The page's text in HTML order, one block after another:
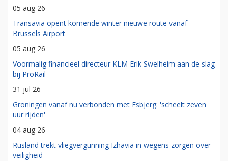
05 aug 26
Transavia opent komende winter nieuwe route vanaf
Brussels Airport
05 aug 26
Voormalig financieel directeur KLM Erik Swelheim aan de slag
bij ProRail
31 jul 26
Groningen vanaf nu verbonden met Esbjerg: 'scheelt zeven
uur rijden'
04 aug 26
Rusland trekt vliegvergunning Izhavia in wegens zorgen over
veiligheid